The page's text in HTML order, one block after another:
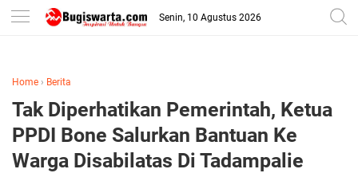
-->
Senin, 10 Agustus 2026
Home › Berita
Tak Diperhatikan Pemerintah, Ketua
PPDI Bone Salurkan Bantuan Ke
Warga Disabilatas Di Tadampalie